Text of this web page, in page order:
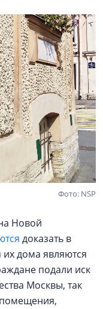
Фото: NSP
Новой
доказать в
дома являются
подали иск
Москвы, так